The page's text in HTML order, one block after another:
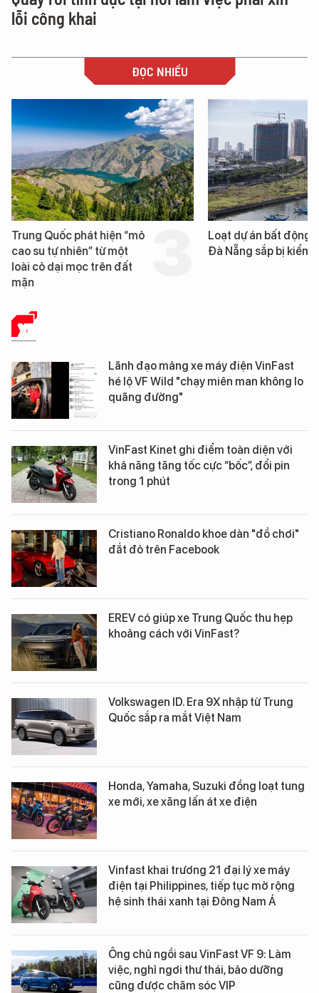
lỗi công khai
ĐỌC NHIỀU
Trung Quốc phát hiện “mỏ
cao su tự nhiên” từ một
loài cỏ dại mọc trên đất
mặn
Loạt dự án bất động
Đà Nẵng sắp bị kiểm
XE
Lãnh đạo mảng xe máy điện VinFast
hé lộ VF Wild "chạy miên man không lo
quãng đường"
VinFast Kinet ghi điểm toàn diện với
khả năng tăng tốc cực “bốc”, đổi pin
trong 1 phút
Cristiano Ronaldo khoe dàn "đồ chơi"
đắt đỏ trên Facebook
EREV có giúp xe Trung Quốc thu hẹp
khoảng cách với VinFast?
Volkswagen ID. Era 9X nhập từ Trung
Quốc sắp ra mắt Việt Nam
Honda, Yamaha, Suzuki đồng loạt tung
xe mới, xe xăng lấn át xe điện
Vinfast khai trương 21 đại lý xe máy
điện tại Philippines, tiếp tục mở rộng
hệ sinh thái xanh tại Đông Nam Á
Ông chủ ngồi sau VinFast VF 9: Làm
việc, nghỉ ngơi thư thái, bảo dưỡng
cũng được chăm sóc VIP